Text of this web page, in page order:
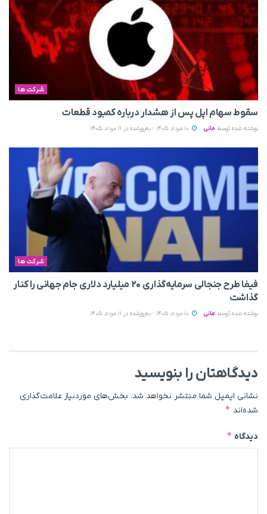
شرکت ها
سقوط سهام اپل پس از هشدار درباره کمبود قطعات
نوشته شده توسط مانی
شرکت ها
فیفا طرح جنجالی سرمایه‌گذاری ۲۰ میلیارد دلاری جام جهانی را کنار
گذاشت
نوشته شده توسط مانی
دیدگاهتان را بنویسید
نشانی ایمیل شما منتشر نخواهد شد. بخش‌های موردنیاز علامت‌گذاری
شده‌اند *
دیدگاه *